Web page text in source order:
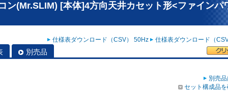
ン(Mr.SLIM) [本体]4方向天井カセット形<ファインパ
仕様表ダウンロード（CSV） 50Hz 仕様表ダウンロード（
別売品
別売
セット構成品